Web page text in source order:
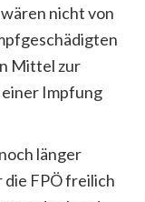
nicht von
Mittel zur
Impfung
länger
FPÖ freilich